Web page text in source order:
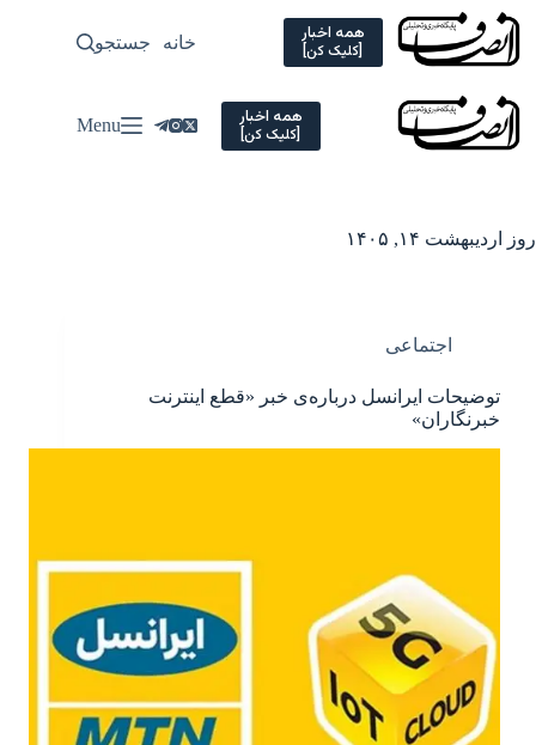
Skip
content
همه اخبار
[کلیک کن] خانه سیاسی
جستجو
همه اخبار
[کلیک کن] Menu
روز اردیبهشت ۱۴, ۱۴۰۵
اجتماعی
توضیحات ایرانسل درباره‌ی خبر «قطع اینترنت
خبرنگاران»